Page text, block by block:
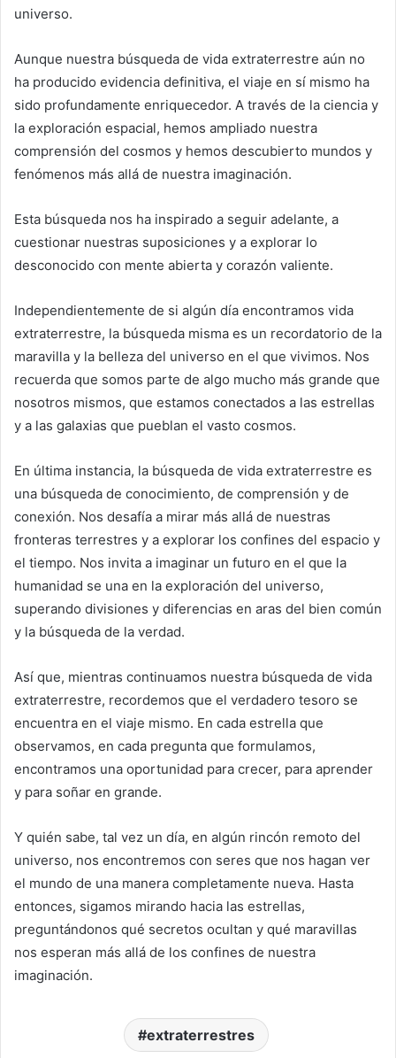
universo.
Aunque nuestra búsqueda de vida extraterrestre aún no
ha producido evidencia definitiva, el viaje en sí mismo ha
sido profundamente enriquecedor. A través de la ciencia y
la exploración espacial, hemos ampliado nuestra
comprensión del cosmos y hemos descubierto mundos y
fenómenos más allá de nuestra imaginación.
Esta búsqueda nos ha inspirado a seguir adelante, a
cuestionar nuestras suposiciones y a explorar lo
desconocido con mente abierta y corazón valiente.
Independientemente de si algún día encontramos vida
extraterrestre, la búsqueda misma es un recordatorio de la
maravilla y la belleza del universo en el que vivimos. Nos
recuerda que somos parte de algo mucho más grande que
nosotros mismos, que estamos conectados a las estrellas
y a las galaxias que pueblan el vasto cosmos.
En última instancia, la búsqueda de vida extraterrestre es
una búsqueda de conocimiento, de comprensión y de
conexión. Nos desafía a mirar más allá de nuestras
fronteras terrestres y a explorar los confines del espacio y
el tiempo. Nos invita a imaginar un futuro en el que la
humanidad se una en la exploración del universo,
superando divisiones y diferencias en aras del bien común
y la búsqueda de la verdad.
Así que, mientras continuamos nuestra búsqueda de vida
extraterrestre, recordemos que el verdadero tesoro se
encuentra en el viaje mismo. En cada estrella que
observamos, en cada pregunta que formulamos,
encontramos una oportunidad para crecer, para aprender
y para soñar en grande.
Y quién sabe, tal vez un día, en algún rincón remoto del
universo, nos encontremos con seres que nos hagan ver
el mundo de una manera completamente nueva. Hasta
entonces, sigamos mirando hacia las estrellas,
preguntándonos qué secretos ocultan y qué maravillas
nos esperan más allá de los confines de nuestra
imaginación.
extraterrestres